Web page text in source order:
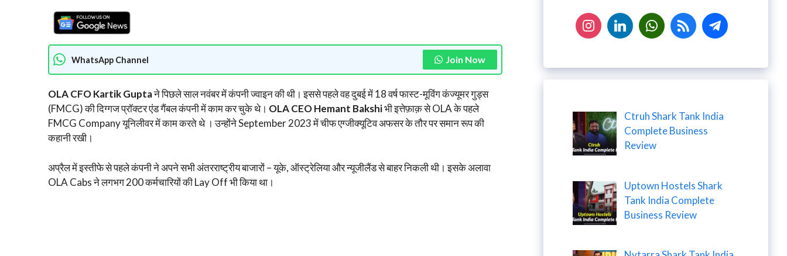
WhatsApp Channel Join Now
OLA CFO Kartik Guptaने पिछले साल नवंबर में कंपनी ज्वाइन की थी। इससे पहले वह दुबई में 18 वर्ष फास्ट-मूविंग कंज्यूमर गुड्स
(FMCG) की दिग्गज प्रॉक्टर एंड गैंबल कंपनी में काम कर चुके थे। OLA CEO Hemant Bakshiभी इत्तेफ़ाक़ से OLA के पहले
FMCG Company यूनिलीवर में काम करते थे । उन्होंने September 2023 में चीफ एग्जीक्यूटिव अफसर के तौर पर समान रूप की
कहानी रखी।
अप्रैल में इस्तीफे से पहले कंपनी ने अपने सभी अंतरराष्ट्रीय बाजारों – यूके, ऑस्ट्रेलिया और न्यूजीलैंड से बाहर निकली थी। इसके अलावा
OLA Cabs ने लगभग 200 कर्मचारियों की Lay Off भी किया था।
Ctruh Shark Tank India
Complete Business
Review
Uptown Hostels Shark
Tank India Complete
Business Review